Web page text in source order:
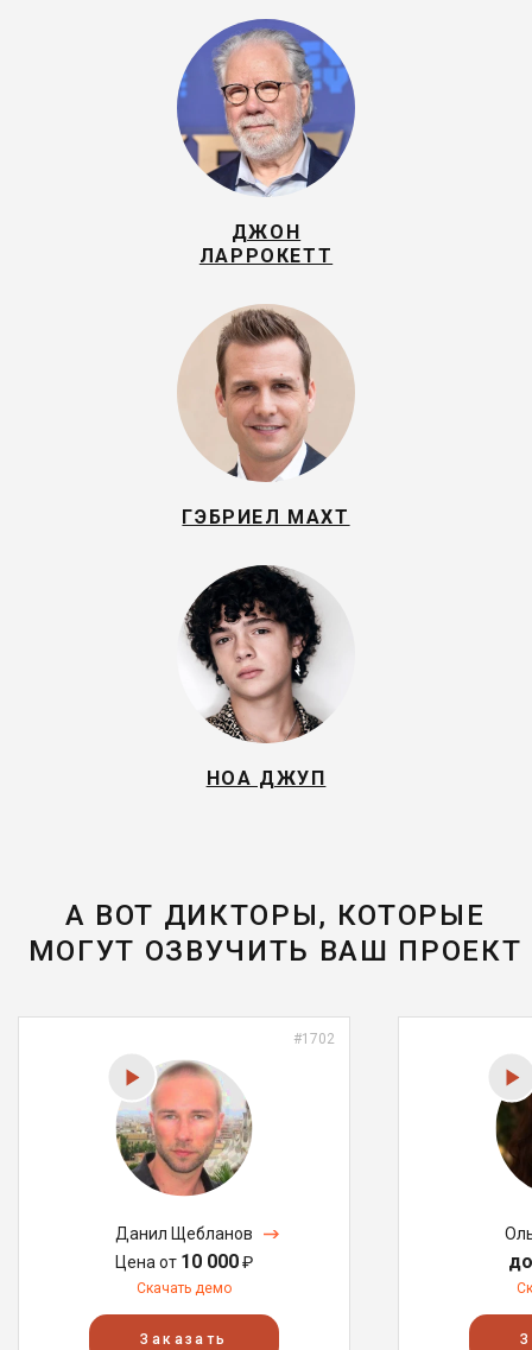
ДЖОН
ЛАРРОКЕТТ
ГЭБРИЕЛ МАХТ
НОА ДЖУП
А ВОТ ДИКТОРЫ, КОТОРЫЕ
МОГУТ ОЗВУЧИТЬ ВАШ ПРОЕКТ
#1702
Данил Щебланов
Цена от 10 000₽
Скачать демо
Заказать